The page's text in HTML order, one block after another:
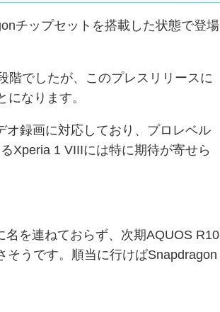
チップセットを搭載した状態で登場
階でしたが、このプレスリリースに
なります。
オ録画に対応しており、プロレベル
Xperia 1 VIIIには特に期待が寄せら
を連ねておらず、次期AQUOS R10
そうです。順当に行けばSnapdragon